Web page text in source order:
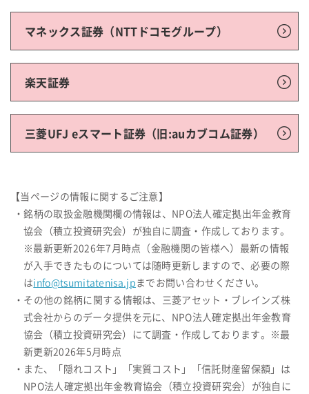
マネックス証券（NTTドコモグループ）
楽天証券
三菱UFJ eスマート証券（旧:auカブコム証券）
【当ページの情報に関するご注意】
・銘柄の取扱金融機関欄の情報は、NPO法人確定拠出年金教育
協会（積立投資研究会）が独自に調査・作成しております。
※最新更新2026年7月時点（金融機関の皆様へ）最新の情報
が入手できたものについては随時更新しますので、必要の際
はinfo@tsumitatenisa.jp までお問い合わせください。
・その他の銘柄に関する情報は、三菱アセット・ブレインズ株
式会社からのデータ提供を元に、NPO法人確定拠出年金教育
協会（積立投資研究会）にて調査・作成しております。※最
新更新2026年5月時点
・また、「隠れコスト」「実質コスト」「信託財産留保額」は
NPO法人確定拠出年金教育協会（積立投資研究会）が独自に